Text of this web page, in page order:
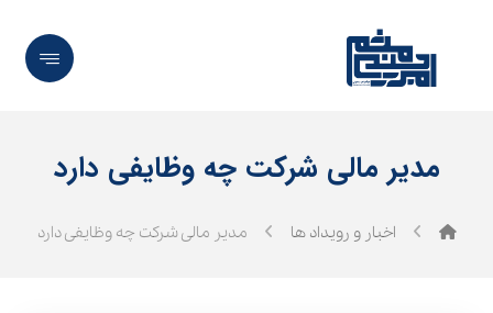
مدیر مالی شرکت چه وظایفی دارد
اخبار و رویداد ها مدیر مالی شرکت چه وظایفی دارد